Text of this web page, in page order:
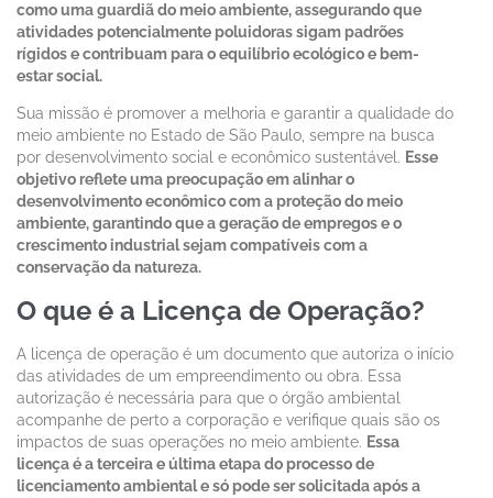
como uma guardiã do meio ambiente, assegurando que
atividades potencialmente poluidoras sigam padrões
rígidos e contribuam para o equilíbrio ecológico e bem-
estar social.
Sua missão é promover a melhoria e garantir a qualidade do
meio ambiente no Estado de São Paulo, sempre na busca
por desenvolvimento social e econômico sustentável. Esse
objetivo reflete uma preocupação em alinhar o
desenvolvimento econômico com a proteção do meio
ambiente, garantindo que a geração de empregos e o
crescimento industrial sejam compatíveis com a
conservação da natureza.
O que é a Licença de Operação?
A licença de operação é um documento que autoriza o início
das atividades de um empreendimento ou obra. Essa
autorização é necessária para que o órgão ambiental
acompanhe de perto a corporação e verifique quais são os
impactos de suas operações no meio ambiente. Essa
licença é a terceira e última etapa do processo de
licenciamento ambiental e só pode ser solicitada após a